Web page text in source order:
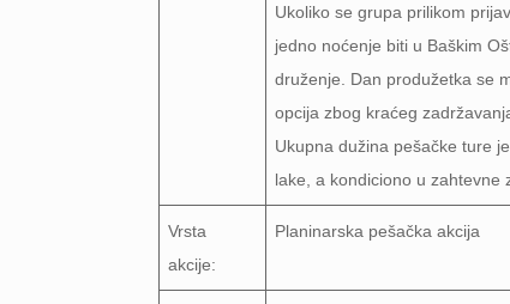
Ukoliko se grupa prilikom
jedno noćenje biti u Baškim
druženje. Dan produžetka se
opcija zbog kraćeg
Ukupna dužina pešačke ture
lake, a kondiciono u zahtevne
Vrsta
akcije:
Planinarska pešačka akcija